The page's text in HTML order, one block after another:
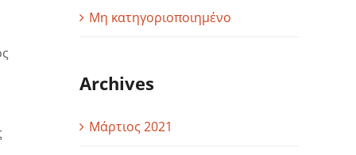
Μη κατηγοριοποιημένο
Archives
Μάρτιος 2021